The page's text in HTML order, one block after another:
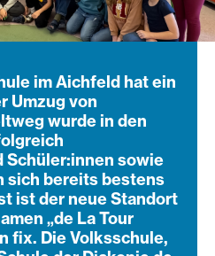
im Aichfeld hat ein
Umzug von
wurde in den
Schüler:innen sowie
sich bereits bestens
ist der neue Standort
„de La Tour
fix. Die Volksschule,